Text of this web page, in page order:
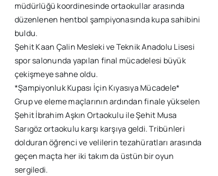
müdürlüğü koordinesinde ortaokullar arasında
düzenlenen hentbol şampiyonasında kupa sahibini
buldu.
Şehit Kaan Çalin Mesleki ve Teknik Anadolu Lisesi
spor salonunda yapılan final mücadelesi büyük
çekişmeye sahne oldu.
*Şampiyonluk Kupası İçin Kıyasıya Mücadele*
Grup ve eleme maçlarının ardından finale yükselen
Şehit İbrahim Aşkın Ortaokulu ile Şehit Musa
Sarıgöz ortaokulu karşı karşıya geldi. Tribünleri
dolduran öğrenci ve velilerin tezahüratları arasında
geçen maçta her iki takım da üstün bir oyun
sergiledi.